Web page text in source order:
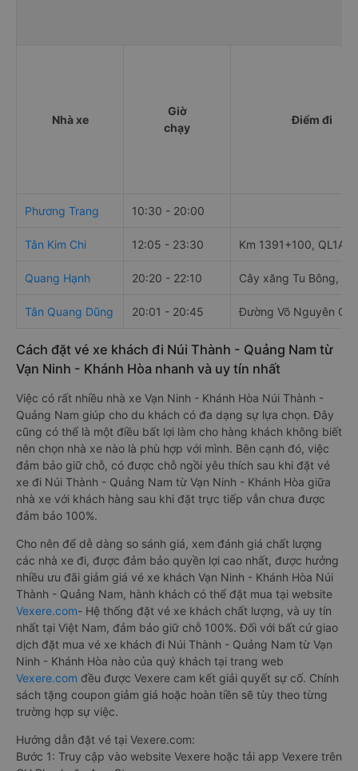
Núi Thành - Quảng Nam:
Giờ
Phương Trang 10:30 - 20:00
Tân Kim Chi 12:05 - 23:30 Km 1391+100, QL1A
Quang Hạnh 20:20 - 22:10 Cây xăng Tu Bông,
Tân Quang Dũng
Cách đặt vé xe khách đi Núi Thành - Quảng Nam từ
Vạn Ninh - Khánh Hòa nhanh và uy tín nhất
Việc có rất nhiều nhà xe Vạn Ninh - Khánh Hòa Núi Thành -
Quảng Nam giúp cho du khách có đa dạng sự lựa chọn. Đây
cũng có thể là một điều bất lợi làm cho hàng khách không biết
nên chọn nhà xe nào là phù hợp với mình. Bên cạnh đó, việc
đảm bảo giữ chỗ, có được chỗ ngồi yêu thích sau khi đặt vé
xe đi Núi Thành - Quảng Nam từ Vạn Ninh - Khánh Hòa giữa
nhà xe với khách hàng sau khi đặt trực tiếp vẫn chưa được
đảm bảo 100%.
Cho nên để dễ dàng so sánh giá, xem đánh giá chất lượng
các nhà xe đi, được đảm bảo quyền lợi cao nhất, được hưởng